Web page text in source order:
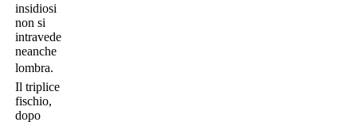
insidiosi
non si
intravede
neanche
lombra.
Il triplice
fischio,
dopo